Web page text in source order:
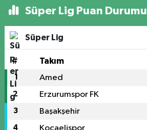
Süper Lig Puan Durumu
Süper Lig
# Takım
1 Amed
2 Erzurumspor FK
3 Başakşehir
4 Kocaelispor